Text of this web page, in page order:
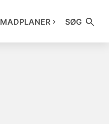
MADPLANER SØG